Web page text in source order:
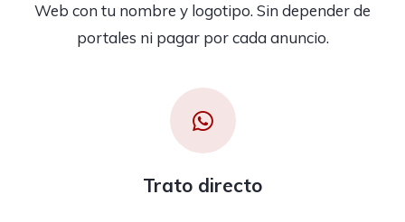
Web con tu nombre y logotipo. Sin depender de
portales ni pagar por cada anuncio.
Trato directo